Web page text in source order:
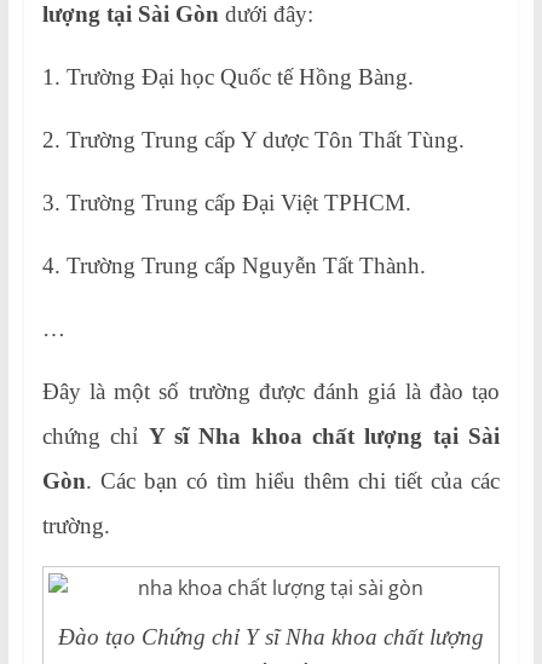
lượng tại Sài Gòndưới đây:
1. Trường Đại học Quốc tế Hồng Bàng.
2. Trường Trung cấp Y dược Tôn Thất Tùng.
3. Trường Trung cấp Đại Việt TPHCM.
4. Trường Trung cấp Nguyễn Tất Thành.
…
Đây là một số trường được đánh giá là đào tạo
chứng chỉ Y sĩ Nha khoa chất lượng tại Sài
Gòn. Các bạn có tìm hiểu thêm chi tiết của các
trường.
Đào tạo Chứng chỉ Y sĩ Nha khoa chất lượng